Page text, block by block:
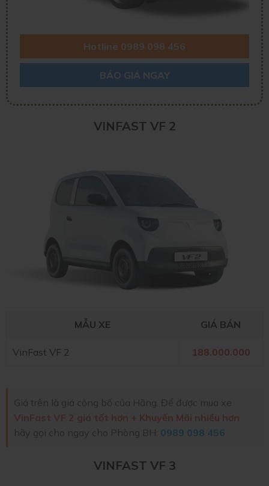
Hotline 0989 098 456
BÁO GIÁ NGAY
VINFAST VF 2
MẪU XE GIÁ BÁN
VinFast VF 2 188.000.000
Giá trên là giá công bố của Hãng. Để được mua xe
VinFast VF 2 giá tốt hơn + Khuyến Mãi nhiều hơn
hãy gọi cho ngay cho Phòng BH: 0989 098 456
VINFAST VF 3